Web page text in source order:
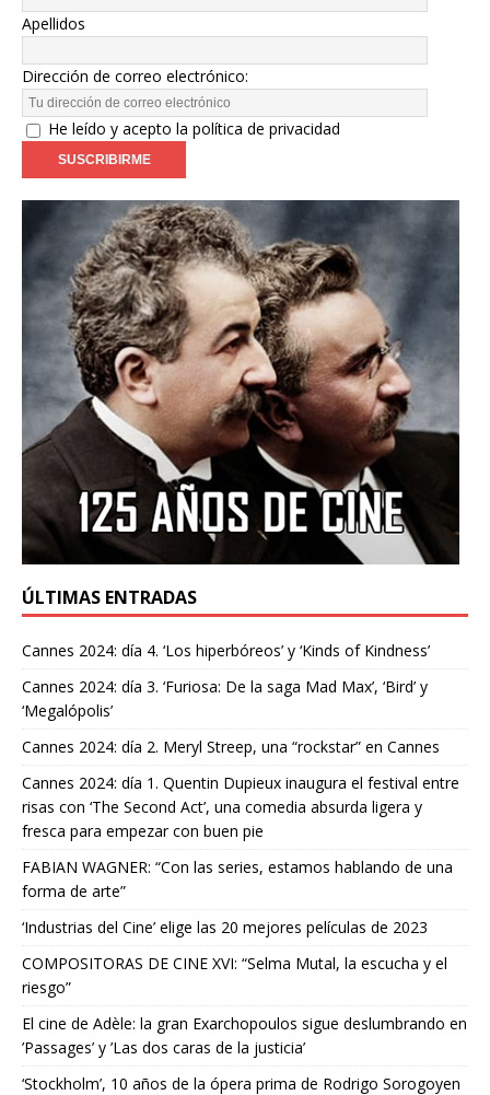
Apellidos
Dirección de correo electrónico:
He leído y acepto la política de privacidad
ÚLTIMAS ENTRADAS
Cannes 2024: día 4. ‘Los hiperbóreos’ y ‘Kinds of Kindness’
Cannes 2024: día 3. ‘Furiosa: De la saga Mad Max’, ‘Bird’ y
‘Megalópolis’
Cannes 2024: día 2. Meryl Streep, una “rockstar” en Cannes
Cannes 2024: día 1. Quentin Dupieux inaugura el festival entre
risas con ‘The Second Act’, una comedia absurda ligera y
fresca para empezar con buen pie
FABIAN WAGNER: “Con las series, estamos hablando de una
forma de arte”
‘Industrias del Cine’ elige las 20 mejores películas de 2023
COMPOSITORAS DE CINE XVI: “Selma Mutal, la escucha y el
riesgo”
El cine de Adèle: la gran Exarchopoulos sigue deslumbrando en
’Passages’ y ’Las dos caras de la justicia’
‘Stockholm’, 10 años de la ópera prima de Rodrigo Sorogoyen